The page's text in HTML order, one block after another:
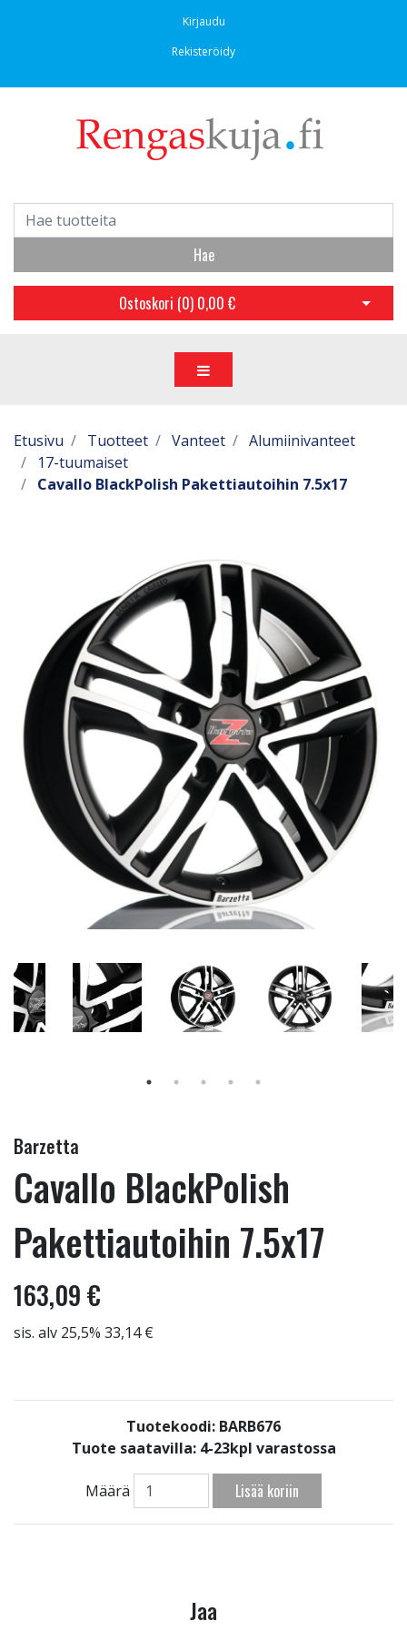
Kirjaudu
Rekisteröidy
Hae
Ostoskori (0) 0,00 € Avaa
Etusivu Tuotteet Vanteet
Alumiinivanteet
17-tuumaiset
Cavallo BlackPolish Pakettiautoihin 7.5x17
Barzetta
Cavallo BlackPolish
Pakettiautoihin 7.5x17
163,09 €
sis. alv 25,5% 33,14 €
Tuotekoodi: BARB676
Tuote saatavilla: 4-23kpl varastossa
Määrä Lisää koriin
Jaa